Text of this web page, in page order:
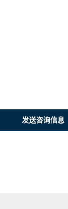
发送咨询信息